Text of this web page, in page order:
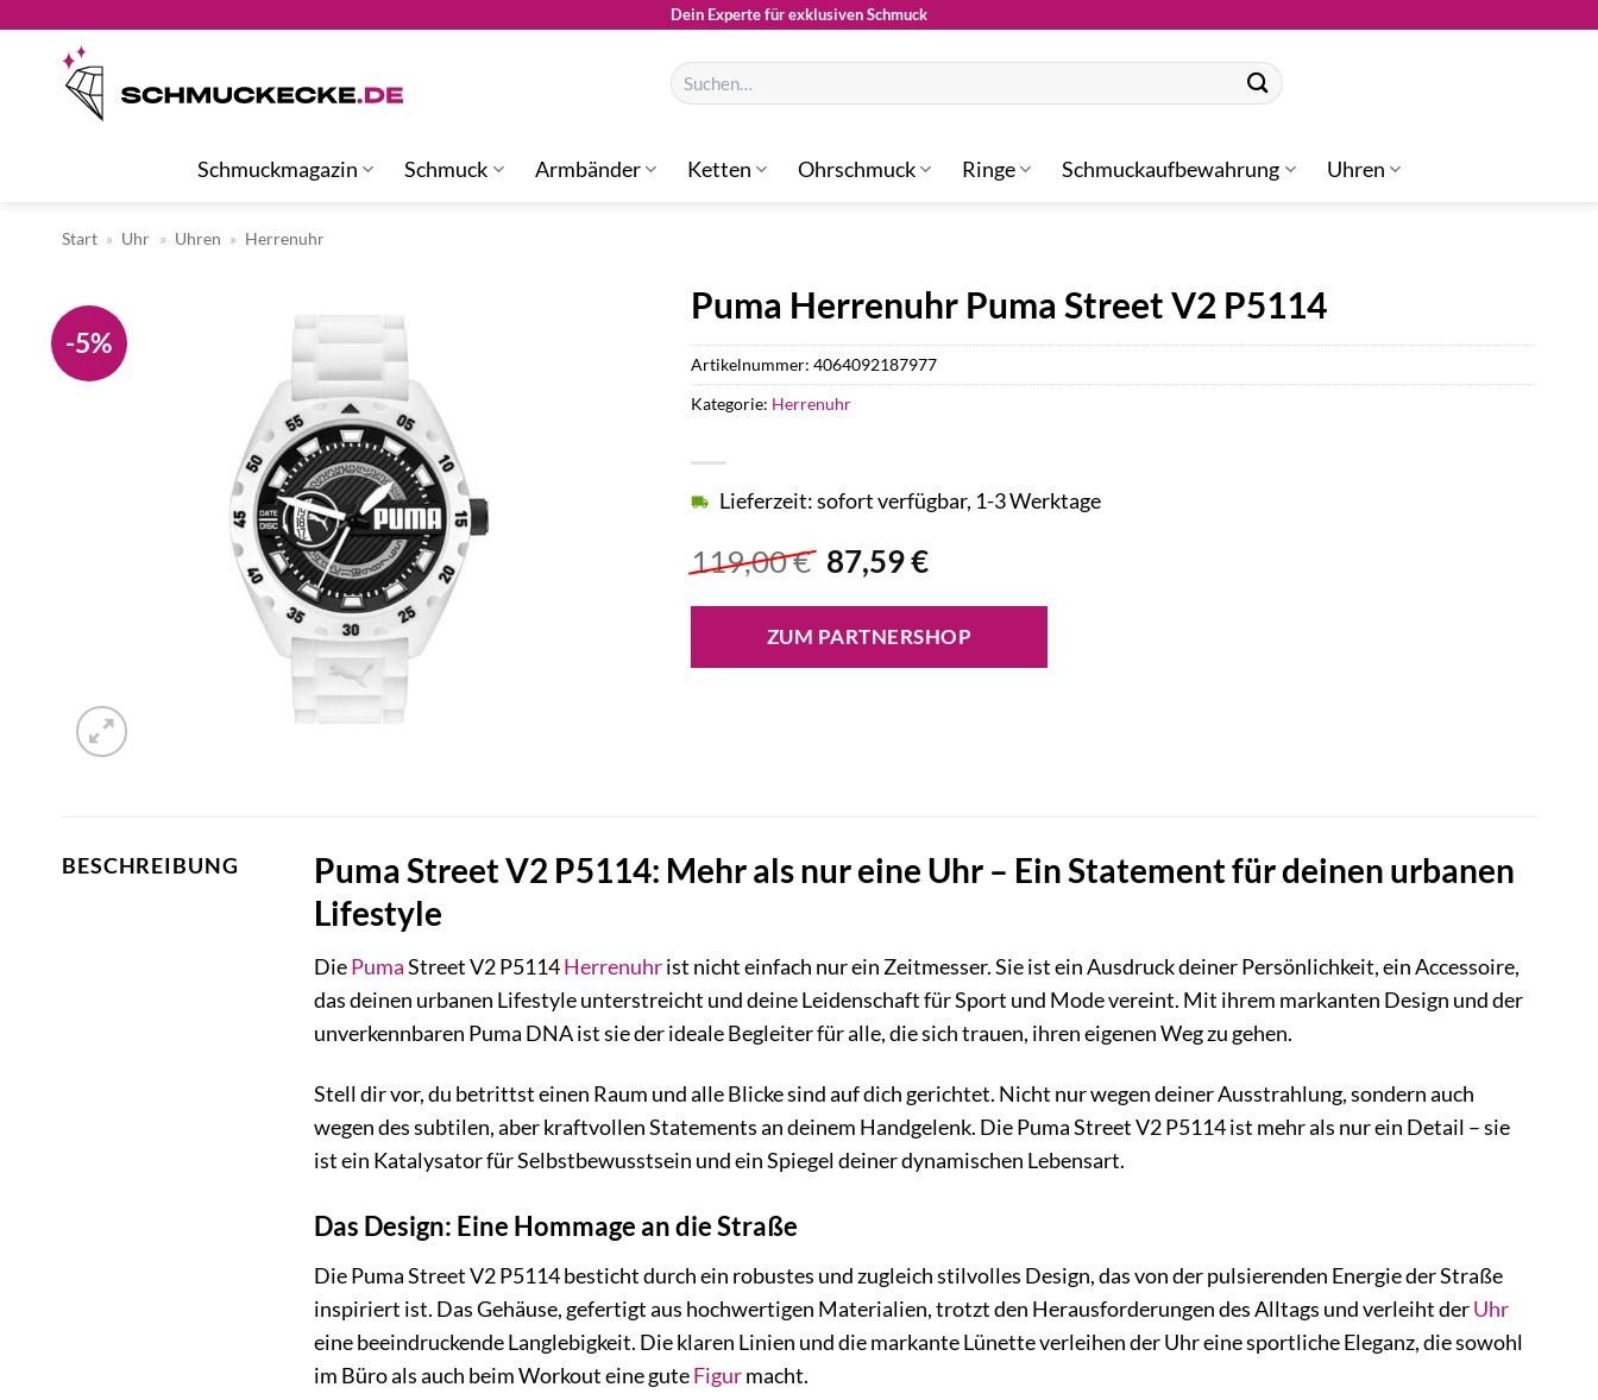
springen
Dein Experte für exklusiven Schmuck
Suchen
nach:
Schmuckmagazin Schmuck Armbänder Ketten Ohrschmuck Ringe Schmuckaufbewahrung Uhren
Start » Uhr » Uhren » Herrenuhr
-5%
Puma Herrenuhr Puma Street V2 P5114
119,00€ Ursprünglicher
Preis
war:
119,00 €
87,59€Aktueller
ist:
87,59 €.
Lieferzeit: sofort verfügbar, 1-3 Werktage
ZUM PARTNERSHOP
Artikelnummer:4064092187977
Kategorie: Herrenuhr
BESCHREIBUNG
Puma Street V2 P5114: Mehr als nur eine Uhr – Ein Statement für deinen urbanen
Lifestyle
DiePumaStreet V2 P5114Herrenuhrist nicht einfach nur ein Zeitmesser. Sie ist ein Ausdruck deiner Persönlichkeit, ein Accessoire,
das deinen urbanen Lifestyle unterstreicht und deine Leidenschaft für Sport und Mode vereint. Mit ihrem markanten Design und der
unverkennbaren Puma DNA ist sie der ideale Begleiter für alle, die sich trauen, ihren eigenen Weg zu gehen.
Stell dir vor, du betrittst einen Raum und alle Blicke sind auf dich gerichtet. Nicht nur wegen deiner Ausstrahlung, sondern auch
wegen des subtilen, aber kraftvollen Statements an deinem Handgelenk. Die Puma Street V2 P5114 ist mehr als nur ein Detail – sie
ist ein Katalysator für Selbstbewusstsein und ein Spiegel deiner dynamischen Lebensart.
Das Design: Eine Hommage an die Straße
Die Puma Street V2 P5114 besticht durch ein robustes und zugleich stilvolles Design, das von der pulsierenden Energie der Straße
inspiriert ist. Das Gehäuse, gefertigt aus hochwertigen Materialien, trotzt den Herausforderungen des Alltags und verleiht derUhr
eine beeindruckende Langlebigkeit. Die klaren Linien und die markante Lünette verleihen der Uhr eine sportliche Eleganz, die sowohl
im Büro als auch beim Workout eine guteFigurmacht.